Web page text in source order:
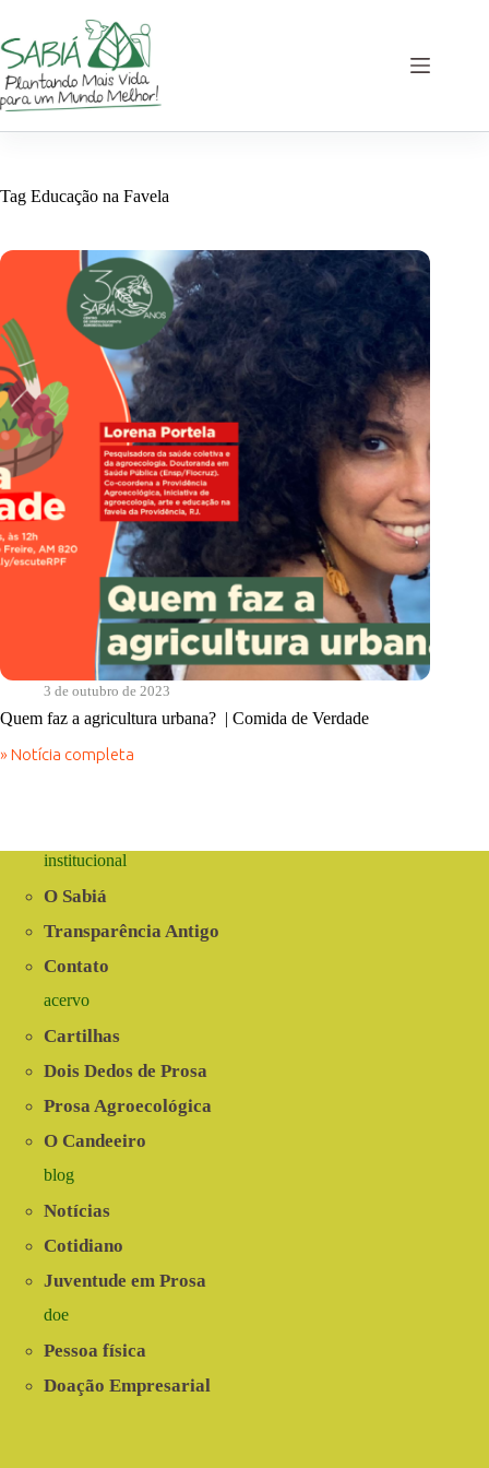
o
conteúdo
Tag Educação na Favela
3 de outubro de 2023
Quem faz a agricultura urbana? | Comida de Verdade
» Notícia completa
Quem
|
institucional
O Sabiá
Transparência Antigo
Contato
acervo
Cartilhas
Dois Dedos de Prosa
Prosa Agroecológica
O Candeeiro
blog
Notícias
Cotidiano
Juventude em Prosa
doe
Pessoa física
Doação Empresarial